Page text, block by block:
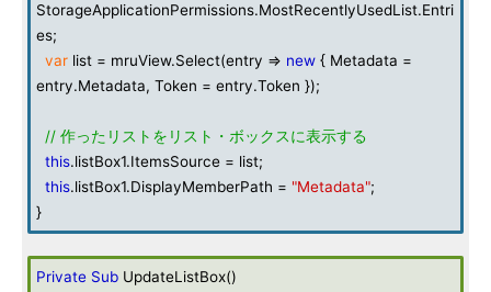
StorageApplicationPermissions.MostRecentlyUsedList.Entri
es;
var list = mruView.Select(entry => new { Metadata =
entry.Metadata, Token = entry.Token });
// 作ったリストをリスト・ボックスに表示する
this.listBox1.ItemsSource = list;
this.listBox1.DisplayMemberPath = "Metadata";
}
Private Sub UpdateListBox()